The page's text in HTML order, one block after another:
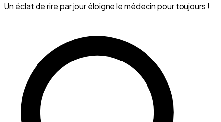
Un éclat de rire par jour éloigne le médecin pour toujours !